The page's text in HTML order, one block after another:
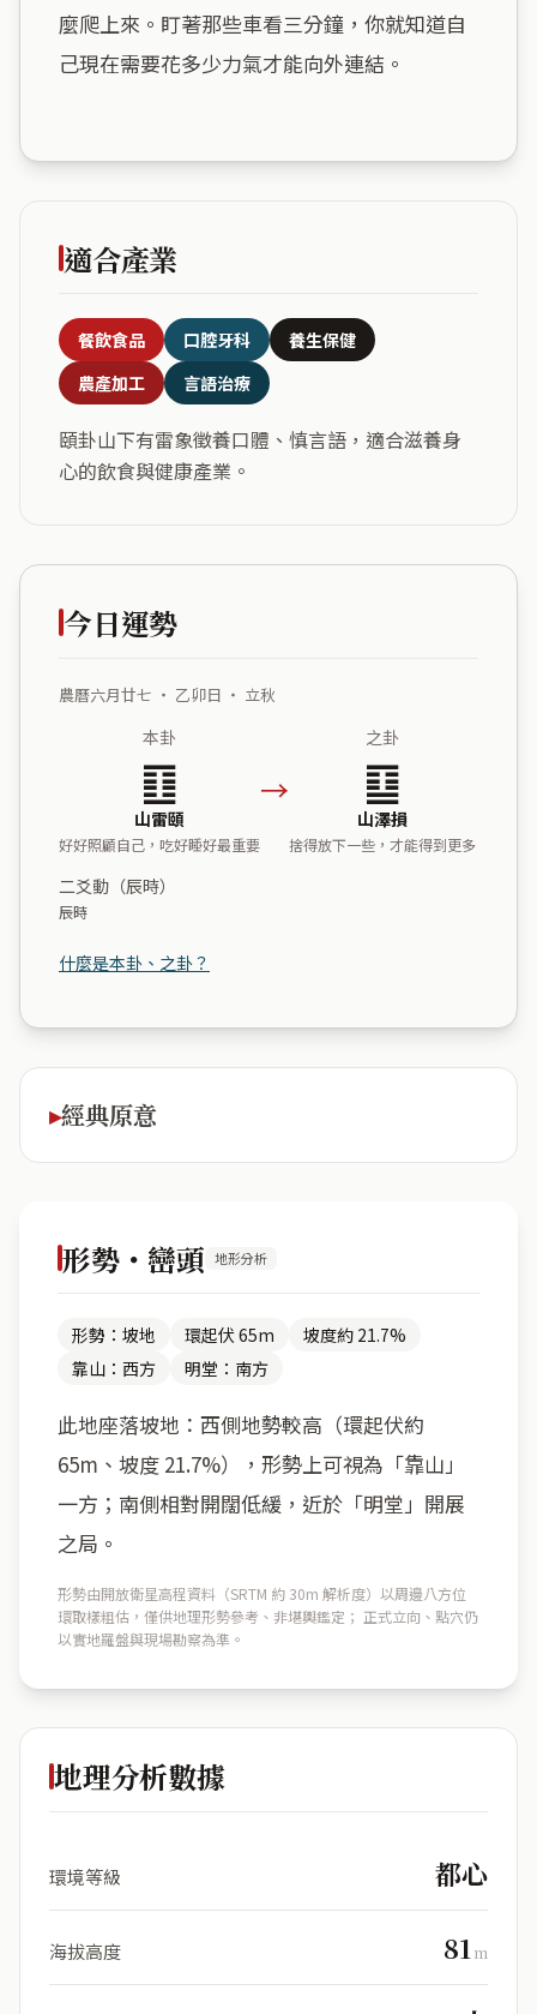
麼爬上來。盯著那些車看三分鐘，你就知道自
己現在需要花多少力氣才能向外連結。
適合產業
餐飲食品 口腔牙科
養生保健
農產加工
言語治療
頤卦山下有雷象徵養口體、慎言語，適合滋養身
心的飲食與健康產業。
今日運勢
農曆六月廿七 ・ 乙卯日 ・ 立秋
本卦
䷚
山雷頤
好好照顧自己，吃好睡好最重要
→
之卦
䷨
山澤損
捨得放下一些，才能得到更多
二爻動（辰時）
辰時
什麼是本卦、之卦？
經典原意
形勢・巒頭 地形分析
形勢：坡地 環起伏 65m
坡度約 21.7%
靠山：西方
明堂：南方
此地座落坡地：西側地勢較高（環起伏約
65m、坡度 21.7%），形勢上可視為「靠山」
一方；南側相對開闊低緩，近於「明堂」開展
之局。
形勢由開放衛星高程資料（SRTM 約 30m 解析度）以周邊八方位
環取樣粗估，僅供地理形勢參考、非堪輿鑑定； 正式立向、點穴仍
以實地羅盤與現場勘察為準。
地理分析數據
環境等級 都心
海拔高度 81 m